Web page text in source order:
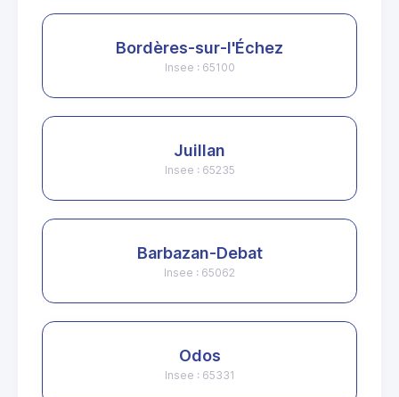
Bordères-sur-l'Échez
Insee : 65100
Juillan
Insee : 65235
Barbazan-Debat
Insee : 65062
Odos
Insee : 65331